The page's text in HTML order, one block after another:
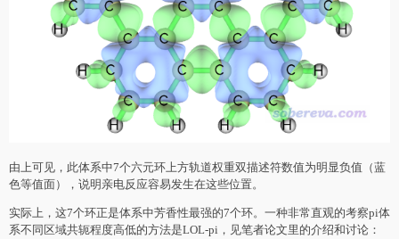
由上可见，此体系中7个六元环上方轨道权重双描述符数值为明显负值（蓝
色等值面），说明亲电反应容易发生在这些位置。
实际上，这7个环正是体系中芳香性最强的7个环。一种非常直观的考察pi体
系不同区域共轭程度高低的方法是LOL-pi，见笔者论文里的介绍和讨论：